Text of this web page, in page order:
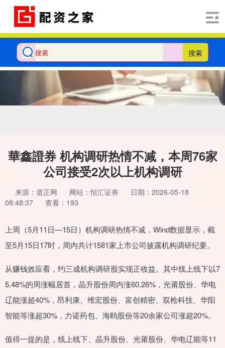
搜索
華鑫證券 机构调研热情不减，本周76家
公司接受2次以上机构调研
来源：道正网 网站：恒汇证券
日期：2026-05-18
08:48:37
查看：193
上周（5月11日—15日）机构调研热情不减，Wind数据显示，截
至5月15日17时，周内共计1581家上市公司披露机构调研纪要。
从赚钱效应看，约三成机构调研股实现正收益。其中线上线下以7
5.48%的周涨幅居首，晶升股份周内涨60.26%，光莆股份、华电
辽能涨超40%，昂利康、维宏股份、富创精密、双枪科技、华阳
智能等涨超30%，力诺药包、海鸥股份等20余家公司涨超20%。
值得一提的是，线上线下、晶升股份、光莆股份、华电辽能等11